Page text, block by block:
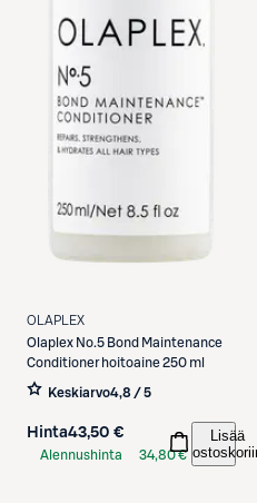
OLAPLEX
Olaplex No.5 Bond Maintenance
Conditioner hoitoaine 250 ml
Keskiarvo4,8 / 5
Hinta43,50 €
Alennushinta
34,80 €
Lisää